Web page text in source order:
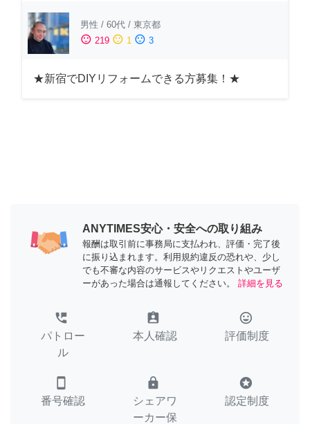
男性 / 60代 / 東京都
sentiment_satisfied 219 sentiment_neutral 1 sentiment_dissatisfied 3
★新宿でDIYリフォームできる方募集！★
ANYTIMES安心・安全への取り組み
報酬は取引前に事務局に支払われ、評価・完了後
に振り込まれます。利用規約違反の恐れや、少し
でも不審な内容のサービスやリクエストやユーザ
ーがあった場合は通報してください。
詳細を見る
perm_phone_msg
パトロー
ル
assignment_ind
本人確認
tag_faces
評価制度
smartphone
番号確認
lock
シェアワ
ーカー保
stars
認定制度